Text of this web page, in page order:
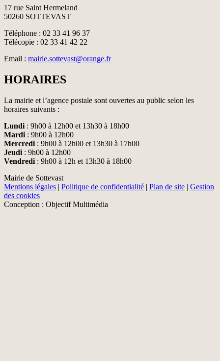
17 rue Saint Hermeland
50260 SOTTEVAST
Téléphone : 02 33 41 96 37
Télécopie : 02 33 41 42 22
Email : mairie.sottevast@orange.fr
HORAIRES
La mairie et l’agence postale sont ouvertes au public selon les
horaires suivants :
Lundi : 9h00 à 12h00 et 13h30 à 18h00
Mardi : 9h00 à 12h00
Mercredi : 9h00 à 12h00 et 13h30 à 17h00
Jeudi : 9h00 à 12h00
Vendredi : 9h00 à 12h et 13h30 à 18h00
Mairie de Sottevast
Mentions légales | Politique de confidentialité | Plan de site | Gestion
des cookies
Conception : Objectif Multimédia